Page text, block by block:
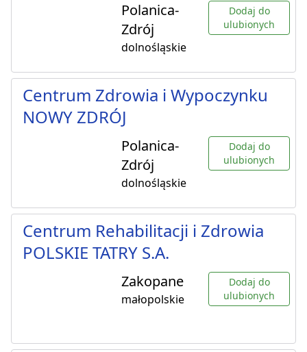
Polanica-
Zdrój
dolnośląskie
Dodaj do
ulubionych
Centrum Zdrowia i Wypoczynku
NOWY ZDRÓJ
Polanica-
Zdrój
dolnośląskie
Dodaj do
ulubionych
Centrum Rehabilitacji i Zdrowia
POLSKIE TATRY S.A.
Zakopane
małopolskie
Dodaj do
ulubionych